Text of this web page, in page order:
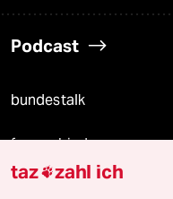
Podcast
bundestalk
fernverbindung
taz zahl ich